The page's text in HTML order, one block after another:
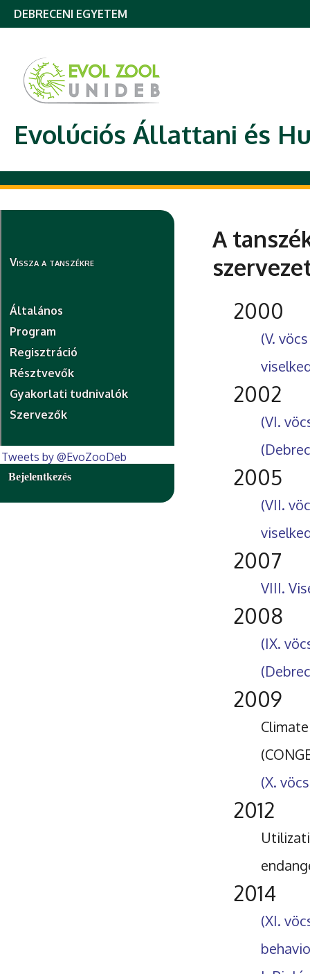
DEBRECENI EGYETEM
Evolúciós Állattani és
Vissza a tanszékre
Általános
Program
Regisztráció
Résztvevők
Gyakorlati tudnivalók
Szervezők
Tweets by @EvoZooDeb
Bejelentkezés
A
2000
(V.
2002
(VI.
2005
(VII.
2007
VIII.
2008
(IX.
2009
(X.
2012
2014
(XI.